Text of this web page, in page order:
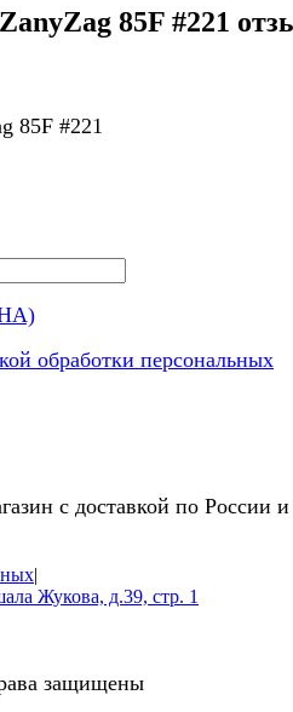
85F #221
85F #221
обработки персональных
с доставкой по России и
|
Жукова, д.39, стр. 1
защищены